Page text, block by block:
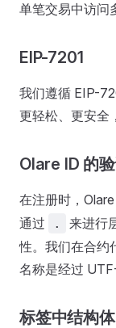
单笔交易中访问
EIP-7201
我们遵循 EIP-
更轻松、更安全
Olare ID 的
在注册时，
通过
.
来进行
性。我们在合约
名称是经过
标签中结构